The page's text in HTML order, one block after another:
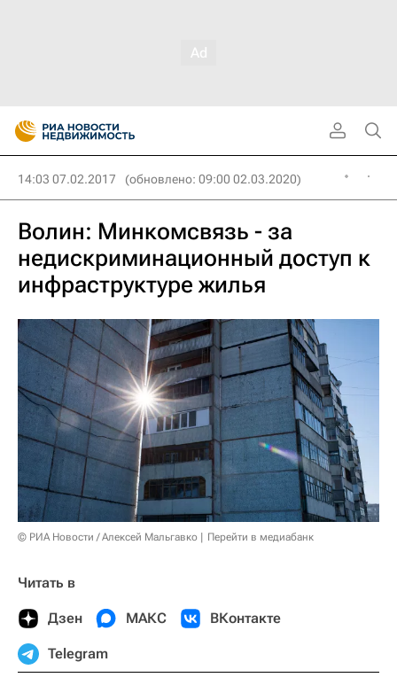
14:03 07.02.2017 (обновлено: 09:00 02.03.2020)
Волин: Минкомсвязь - за
недискриминационный доступ к
инфраструктуре жилья
© РИА Новости / Алексей Мальгавко Перейти в медиабанк
Читать в
Дзен МАКС ВКонтакте
Telegram